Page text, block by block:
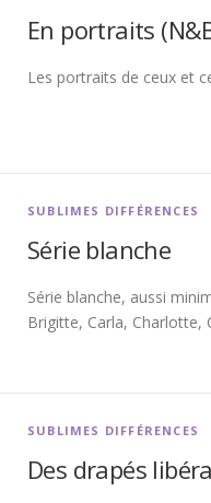
En portraits
Les portraits de ceux et
SUBLIMES DIFFÉRENCES
Série blanche
Série blanche, aussi
Brigitte, Carla, Charlotte,
SUBLIMES DIFFÉRENCES
Des drapés